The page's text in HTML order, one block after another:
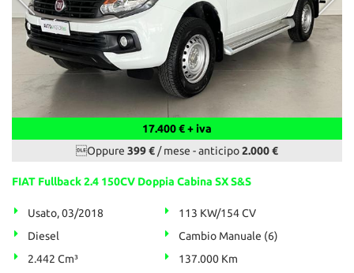
17.400 € + iva
Oppure 399 €/ mese -anticipo2.000 €
FIAT Fullback 2.4 150CV Doppia Cabina SX S&S
Usato, 03/2018
113 KW/154 CV
Diesel
Cambio Manuale (6)
2.442 Cm³
137.000 Km